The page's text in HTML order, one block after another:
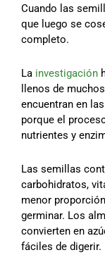
Cuando las
que luego se
completo.
La investigación
llenos de
encuentran en
porque el
nutrientes y
Las semillas
carbohidratos,
menor
germinar. Los
convierten en
fáciles de digerir.